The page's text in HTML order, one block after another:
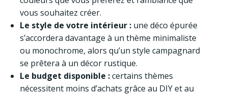
vous souhaitez créer.
Le style de votre intérieur : une déco épurée
s’accordera davantage à un thème minimaliste
ou monochrome, alors qu’un style campagnard
se prêtera à un décor rustique.
Le budget disponible :certains thèmes
nécessitent moins d’achats grâce au DIY et au